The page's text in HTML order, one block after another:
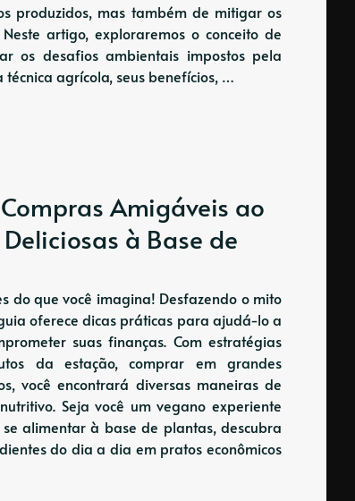
produzidos, mas também de mitigar os
artigo, exploraremos o conceito de
os desafios ambientais impostos pela
agrícola, seus benefícios, …
Amigáveis ao
à Base de
do que você imagina! Desfazendo o mito
oferece dicas práticas para ajudá-lo a
suas finanças. Com estratégias
da estação, comprar em grandes
você encontrará diversas maneiras de
Seja você um vegano experiente
alimentar à base de plantas, descubra
do dia a dia em pratos econômicos